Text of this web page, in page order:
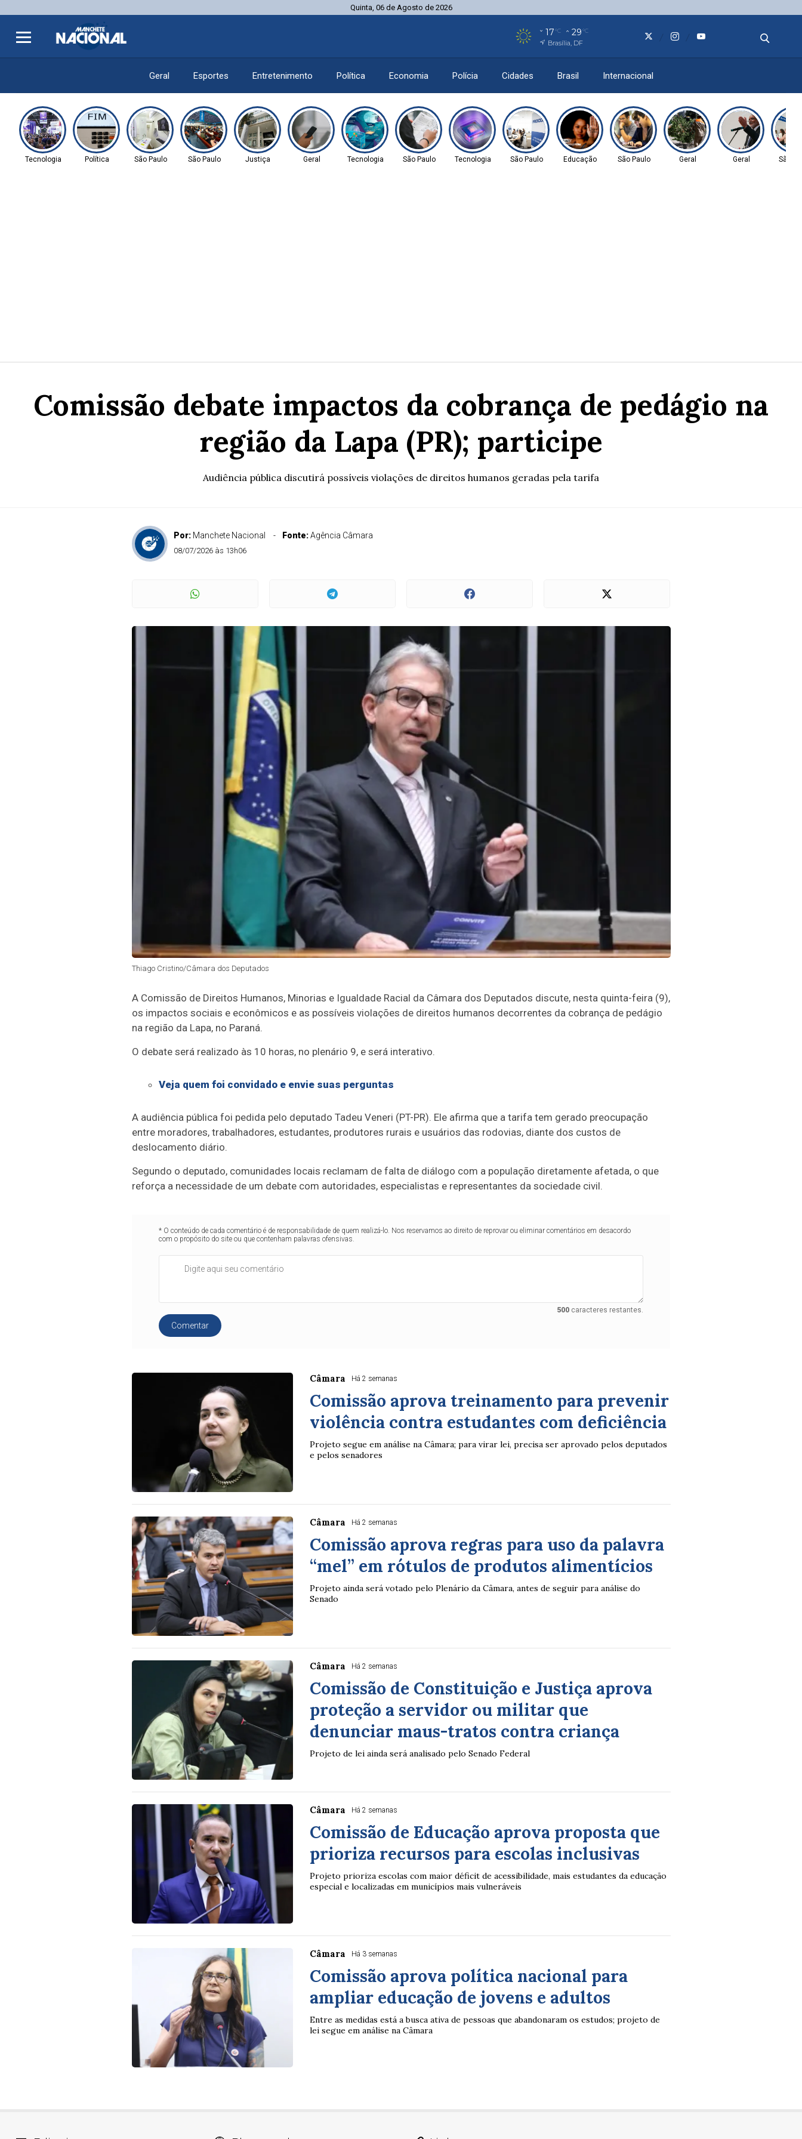
Quinta, 06 de Agosto de 2026
17°C 29°C
Brasília, DF
Geral Esportes Entretenimento Política Economia Polícia Cidades Brasil Internacional
Tecnologia Política São Paulo São Paulo Justiça Geral Tecnologia São Paulo Tecnologia São Paulo Educação São Paulo Geral Geral São
Comissão debate impactos da cobrança de pedágio na
região da Lapa (PR); participe
Audiência pública discutirá possíveis violações de direitos humanos geradas pela tarifa
Por: Manchete Nacional Fonte:Agência Câmara
08/07/2026 às 13h06
Thiago Cristino/Câmara dos Deputados
A Comissão de Direitos Humanos, Minorias e Igualdade Racial da Câmara dos Deputados discute, nesta quinta-feira (9),
os impactos sociais e econômicos e as possíveis violações de direitos humanos decorrentes da cobrança de pedágio
na região da Lapa, no Paraná.
O debate será realizado às 10 horas, no plenário 9, e será interativo.
Veja quem foi convidado e envie suas perguntas
A audiência pública foi pedida pelo deputado Tadeu Veneri (PT-PR). Ele afirma que a tarifa tem gerado preocupação
entre moradores, trabalhadores, estudantes, produtores rurais e usuários das rodovias, diante dos custos de
deslocamento diário.
Segundo o deputado, comunidades locais reclamam de falta de diálogo com a população diretamente afetada, o que
reforça a necessidade de um debate com autoridades, especialistas e representantes da sociedade civil.
* O conteúdo de cada comentário é de responsabilidade de quem realizá-lo. Nos reservamos ao direito de reprovar ou eliminar comentários em desacordo
com o propósito do site ou que contenham palavras ofensivas.
500 caracteres restantes.
Comentar
Câmara Há 2 semanas
Comissão aprova treinamento para prevenir
violência contra estudantes com deficiência
Projeto segue em análise na Câmara; para virar lei, precisa ser aprovado pelos deputados
e pelos senadores
Câmara Há 2 semanas
Comissão aprova regras para uso da palavra
“mel” em rótulos de produtos alimentícios
Projeto ainda será votado pelo Plenário da Câmara, antes de seguir para análise do
Senado
Câmara Há 2 semanas
Comissão de Constituição e Justiça aprova
proteção a servidor ou militar que
denunciar maus-tratos contra criança
Projeto de lei ainda será analisado pelo Senado Federal
Câmara Há 2 semanas
Comissão de Educação aprova proposta que
prioriza recursos para escolas inclusivas
Projeto prioriza escolas com maior déficit de acessibilidade, mais estudantes da educação
especial e localizadas em municípios mais vulneráveis
Câmara Há 3 semanas
Comissão aprova política nacional para
ampliar educação de jovens e adultos
Entre as medidas está a busca ativa de pessoas que abandonaram os estudos; projeto de
lei segue em análise na Câmara